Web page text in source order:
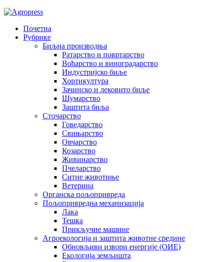
Почетна
Рубрике
Биљна производња
Ратарство и повртарство
Воћарство и виноградарство
Индустријско биље
Хортикултура
Зачинско и лековито биље
Шумарство
Заштита биља
Сточарство
Говедарство
Свињарство
Овчарство
Козарство
Живинарство
Пчеларство
Ситне животиње
Ветерина
Органска пољопривреда
Пољопривредна механизација
Лака
Тешка
Прикључне машине
Агроекологија и заштита животне средине
Обновљиви извори енергије (ОИЕ)
Екологија земљишта